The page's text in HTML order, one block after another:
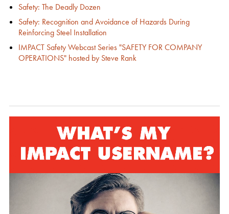
Safety: The Deadly Dozen
Safety: Recognition and Avoidance of Hazards During
Reinforcing Steel Installation
IMPACT Safety Webcast Series "SAFETY FOR COMPANY
OPERATIONS" hosted by Steve Rank